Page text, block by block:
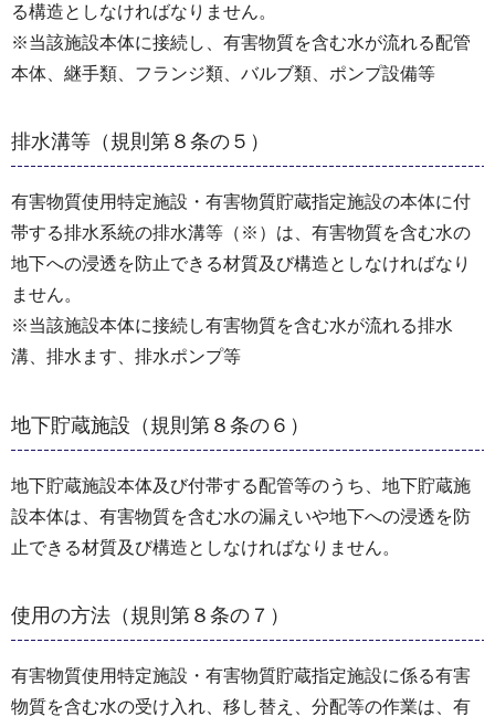
る構造としなければなりません。
※当該施設本体に接続し、有害物質を含む水が流れる配管
本体、継手類、フランジ類、バルブ類、ポンプ設備等
排水溝等（規則第８条の５）
有害物質使用特定施設・有害物質貯蔵指定施設の本体に付
帯する排水系統の排水溝等（※）は、有害物質を含む水の
地下への浸透を防止できる材質及び構造としなければなり
ません。
※当該施設本体に接続し有害物質を含む水が流れる排水
溝、排水ます、排水ポンプ等
地下貯蔵施設（規則第８条の６）
地下貯蔵施設本体及び付帯する配管等のうち、地下貯蔵施
設本体は、有害物質を含む水の漏えいや地下への浸透を防
止できる材質及び構造としなければなりません。
使用の方法（規則第８条の７）
有害物質使用特定施設・有害物質貯蔵指定施設に係る有害
物質を含む水の受け入れ、移し替え、分配等の作業は、有